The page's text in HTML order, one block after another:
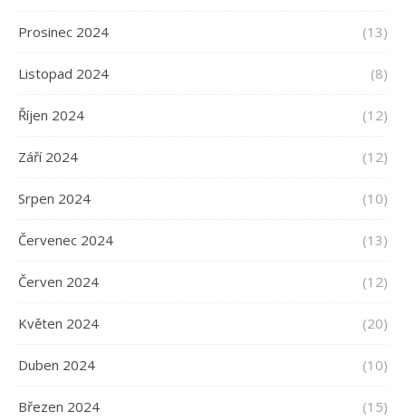
Prosinec 2024 (13)
Listopad 2024 (8)
Říjen 2024 (12)
Září 2024 (12)
Srpen 2024 (10)
Červenec 2024 (13)
Červen 2024 (12)
Květen 2024 (20)
Duben 2024 (10)
Březen 2024 (15)